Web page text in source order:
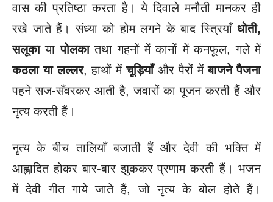
वास की प्रतिष्ठा करता है। ये दिवाले मनौती मानकर ही
रखे जाते हैं। संध्या को होम लगने के बाद स्त्रियाँ धोती,
सलूकायापोलकातथा गहनों में कानों में कनफूल, गले में
कठला या लल्लर, हाथों मेंचूड़ियाँऔर पैरों मेंबाजने पैजना
पहने सज-सँवरकर आती है, जवारों का पूजन करती हैं और
नृत्य करती हैं।
नृत्य के बीच तालियाँ बजाती हैं और देवी की भक्ति में
आह्लादित होकर बार-बार झुककर प्रणाम करती हैं। भजन
में देवी गीत गाये जाते हैं, जो नृत्य के बोल होते हैं।